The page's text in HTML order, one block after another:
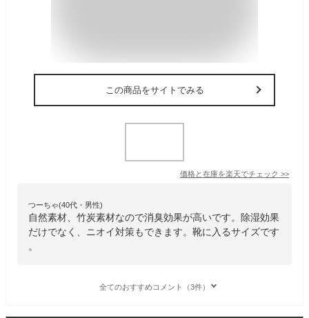
この商品をサイトでみる
価格と在庫を楽天でチェック >>
つーちゃ(40代・男性)
自然素材、竹炭素材なので消臭効果が高いです。除湿効果
だけでなく、ニオイ対策もできます。靴に入るサイズです
。
全てのおすすめコメント（3件）